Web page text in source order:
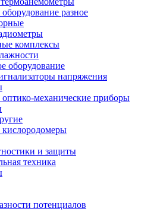
разное
комплексы
оборудование
напряжения
механические приборы
и защиты
техника
потенциалов